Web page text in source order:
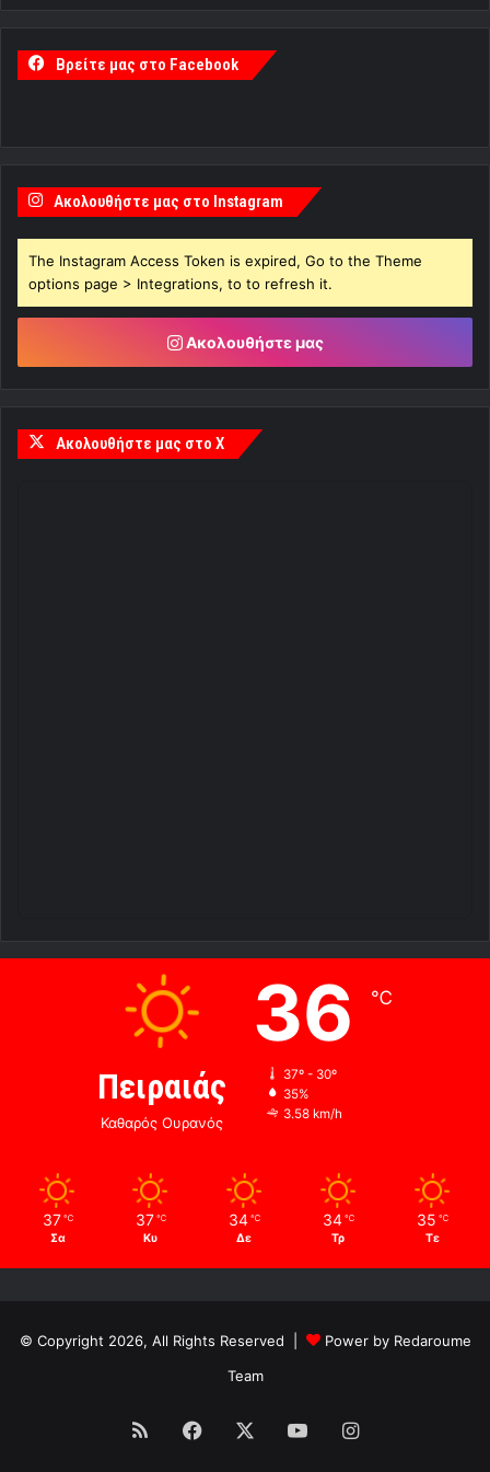
Βρείτε μας στο Facebook
Ακολουθήστε μας στο Instagram
The Instagram Access Token is expired, Go to the Theme
options page > Integrations, to to refresh it.
Ακολουθήστε μας
Ακολουθήστε μας στο X
Πειραιάς
Καθαρός Ουρανός
36 ℃
37º - 30º
35%
3.58 km/h
37 ℃
Σα
37 ℃
Κυ
34 ℃
Δε
34 ℃
Τρ
35 ℃
Τε
© Copyright 2026, All Rights Reserved |
Power by Redaroume
Team
RSS Facebook YouTubeInstagram